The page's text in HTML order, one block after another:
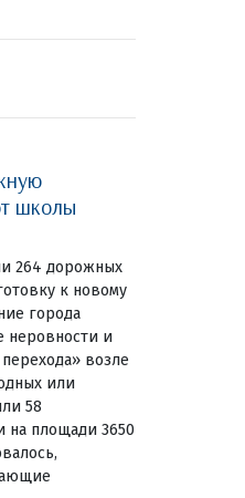
школы
264 дорожных
к новому
города
неровности и
возле
или
58
на площади 3650